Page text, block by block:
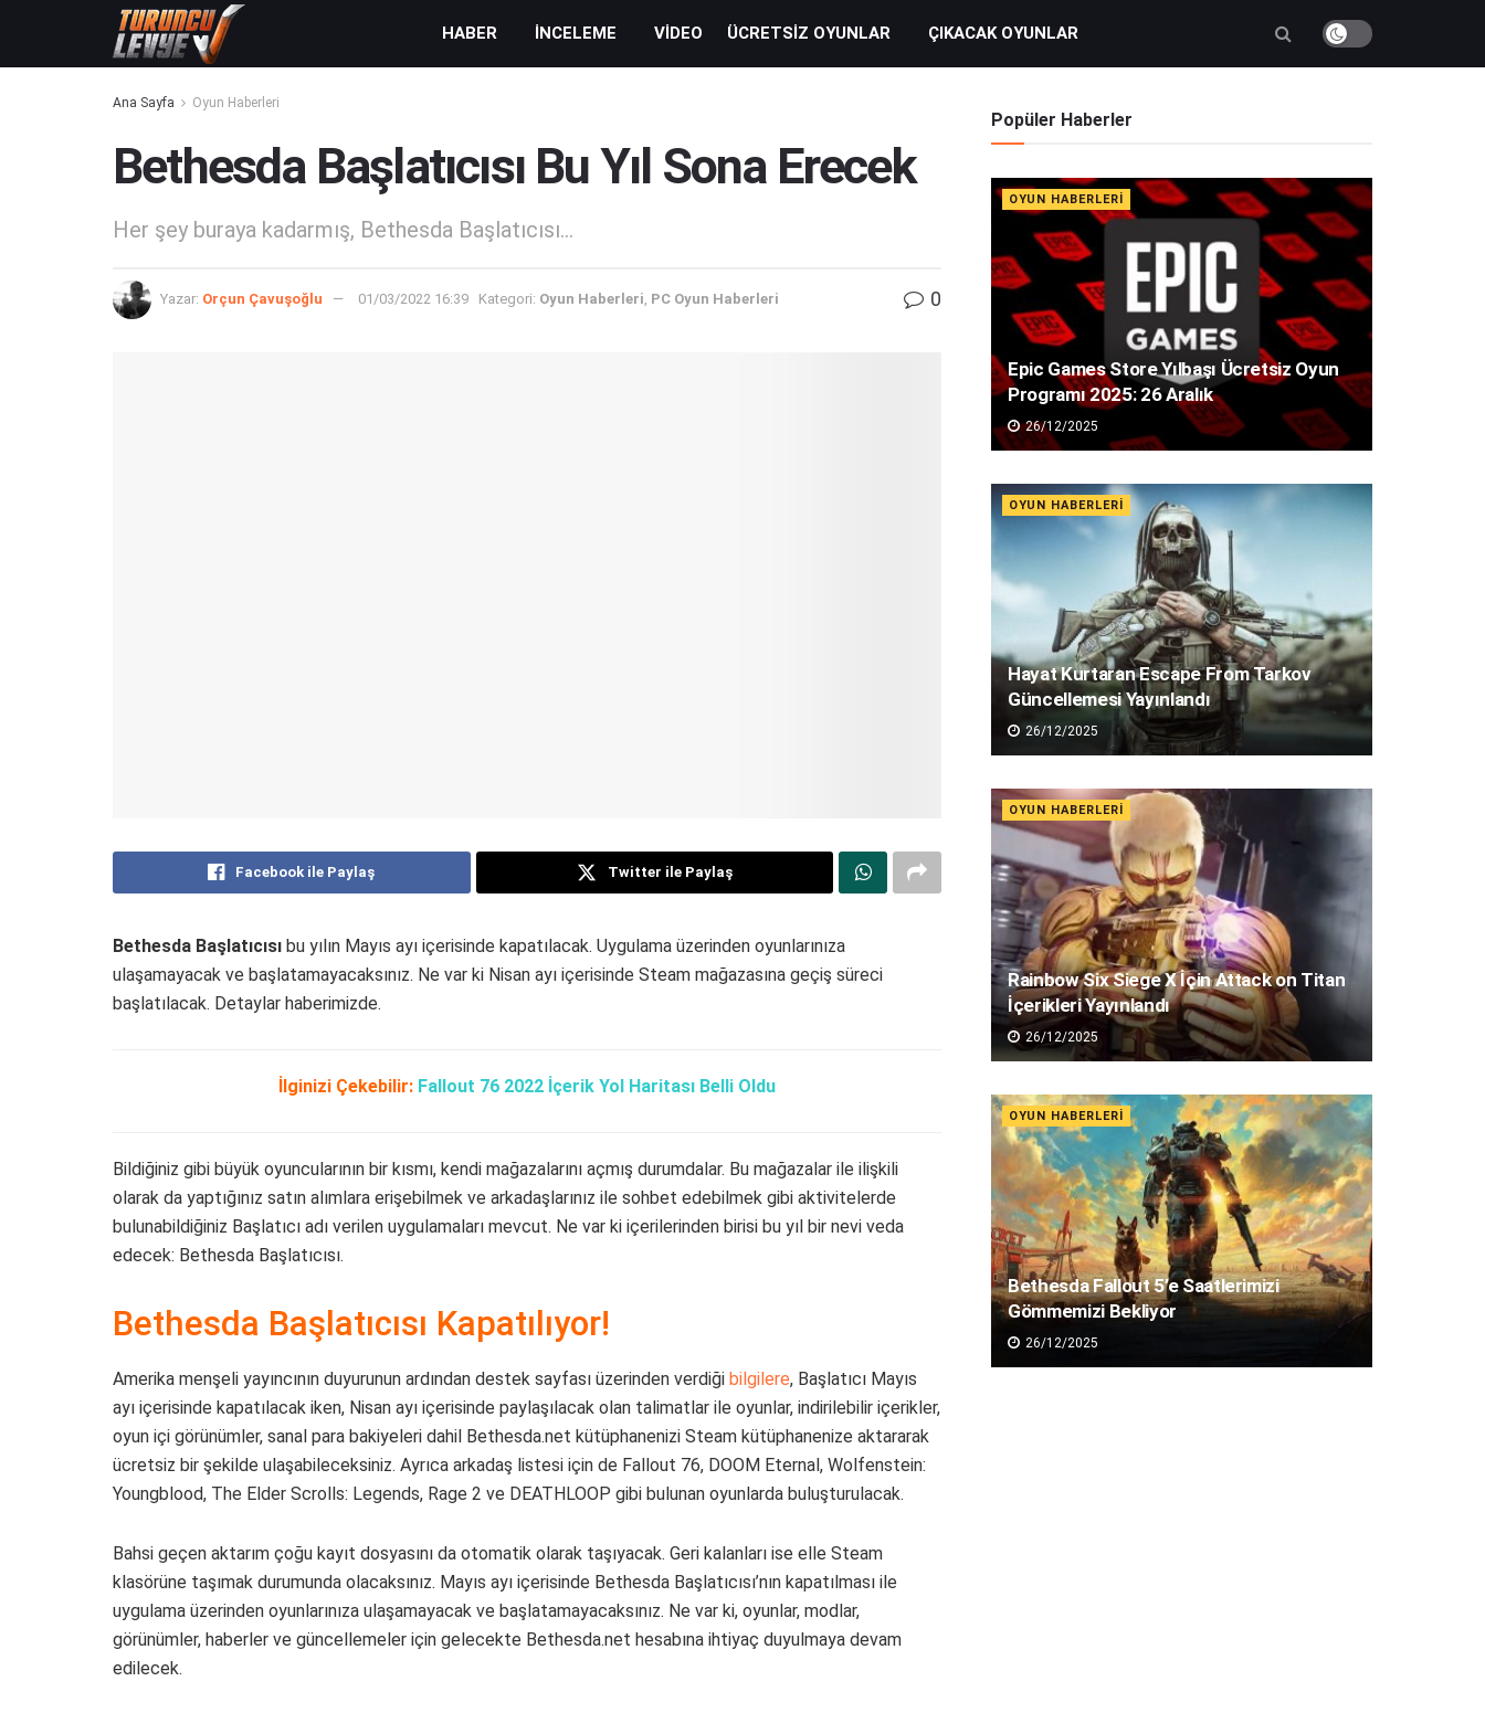
HABER İNCELEME VIDEO ÜCRETSIZ OYUNLAR ÇIKACAK OYUNLAR
Ana Sayfa Oyun Haberleri
Bethesda Başlatıcısı Bu Yıl Sona Erecek
Her şey buraya kadarmış, Bethesda Başlatıcısı...
Yazar: Orçun Çavuşoğlu 01/03/2022 16:39 Kategori: Oyun Haberleri PC Oyun Haberleri 0
Facebook ile Paylaş Twitter ile Paylaş
Bethesda Başlatıcısı bu yılın Mayıs ayı içerisinde kapatılacak. Uygulama üzerinden oyunlarınıza
ulaşamayacak ve başlatamayacaksınız. Ne var ki Nisan ayı içerisinde Steam mağazasına geçiş süreci
başlatılacak. Detaylar haberimizde.
İlginizi Çekebilir: Fallout 76 2022 İçerik Yol Haritası Belli Oldu
Bildiğiniz gibi büyük oyuncularının bir kısmı, kendi mağazalarını açmış durumdalar. Bu mağazalar ile ilişkili
olarak da yaptığınız satın alımlara erişebilmek ve arkadaşlarınız ile sohbet edebilmek gibi aktivitelerde
bulunabildiğiniz Başlatıcı adı verilen uygulamaları mevcut. Ne var ki içerilerinden birisi bu yıl bir nevi veda
edecek: Bethesda Başlatıcısı.
Bethesda Başlatıcısı Kapatılıyor!
Amerika menşeli yayıncının duyurunun ardından destek sayfası üzerinden verdiği bilgilere, Başlatıcı Mayıs
ayı içerisinde kapatılacak iken, Nisan ayı içerisinde paylaşılacak olan talimatlar ile oyunlar, indirilebilir içerikler,
oyun içi görünümler, sanal para bakiyeleri dahil Bethesda.net kütüphanenizi Steam kütüphanenize aktararak
ücretsiz bir şekilde ulaşabileceksiniz. Ayrıca arkadaş listesi için de Fallout 76, DOOM Eternal, Wolfenstein:
Youngblood, The Elder Scrolls: Legends, Rage 2 ve DEATHLOOP gibi bulunan oyunlarda buluşturulacak.
Bahsi geçen aktarım çoğu kayıt dosyasını da otomatik olarak taşıyacak. Geri kalanları ise elle Steam
klasörüne taşımak durumunda olacaksınız. Mayıs ayı içerisinde Bethesda Başlatıcısı’nın kapatılması ile
uygulama üzerinden oyunlarınıza ulaşamayacak ve başlatamayacaksınız. Ne var ki, oyunlar, modlar,
görünümler, haberler ve güncellemeler için gelecekte Bethesda.net hesabına ihtiyaç duyulmaya devam
edilecek.
Popüler Haberler
OYUN HABERLERI
Epic Games Store Yılbaşı Ücretsiz Oyun
Programı 2025: 26 Aralık
26/12/2025
OYUN HABERLERI
Hayat Kurtaran Escape From Tarkov
Güncellemesi Yayınlandı
26/12/2025
OYUN HABERLERI
Rainbow Six Siege X İçin Attack on Titan
İçerikleri Yayınlandı
26/12/2025
OYUN HABERLERI
Bethesda Fallout 5’e Saatlerimizi
Gömmemizi Bekliyor
26/12/2025